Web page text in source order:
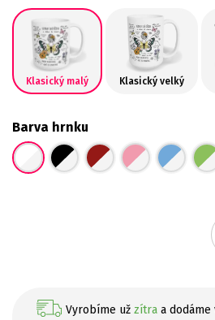
Klasický malý Klasický velký
Barva hrnku
Vyrobíme už zítra a dodáme